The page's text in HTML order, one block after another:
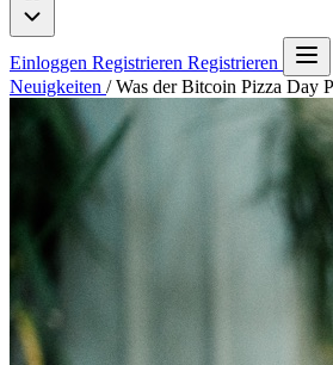
Einloggen Registrieren Registrieren
Neuigkeiten / Was der Bitcoin Pizza Day